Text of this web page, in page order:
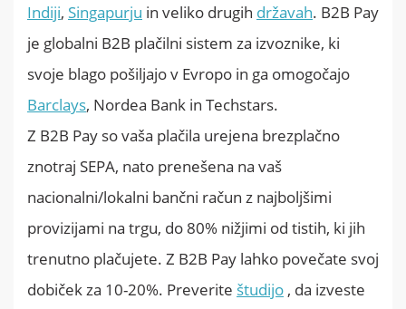
Indiji, Singapurju in veliko drugih državah. B2B Pay
je globalni B2B plačilni sistem za izvoznike, ki
svoje blago pošiljajo v Evropo in ga omogočajo
Barclays, Nordea Bank in Techstars.
Z B2B Pay so vaša plačila urejena brezplačno
znotraj SEPA, nato prenešena na vaš
nacionalni/lokalni bančni račun z najboljšimi
provizijami na trgu, do 80% nižjimi od tistih, ki jih
trenutno plačujete. Z B2B Pay lahko povečate svoj
dobiček za 10-20%. Preverite študijo , da izveste